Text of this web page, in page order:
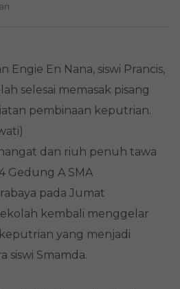
Kembung:
Pengalaman
Prancis
Ikut
Keputrian
di
Engie En Nana, siswi Prancis,
selesai memasak pisang
pembinaan keputrian.
dan riuh penuh tawa
Gedung A SMA
pada Jumat
kembali menggelar
yang menjadi
siswi Smamda.